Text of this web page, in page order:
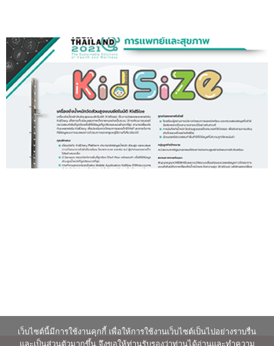
เว็บไซต์นี้มีการใช้งานคุกกี้ เพื่อให้การใช้งานเว็บไซต์เป็นไปอย่างราบรื่น
และเป็นส่วนตัวมากขึ้น จึงขอให้ท่านรับรองว่าท่านได้อ่านและทำความ